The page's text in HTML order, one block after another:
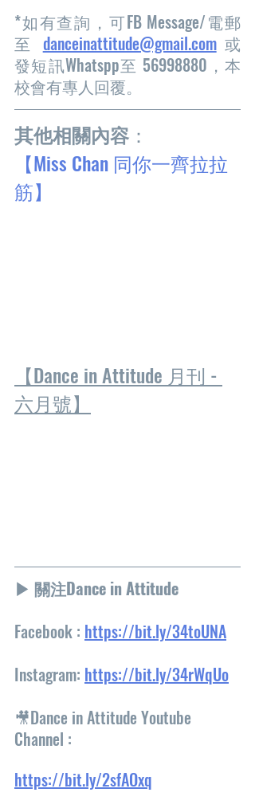
*如有查詢，可FB Message/電郵
至 danceinattitude@gmail.com 或
發短訊Whatspp至 56998880，本
校會有專人回覆。
其他相關內容 ：
【Miss Chan 同你一齊拉拉
筋】
【Dance in Attitude 月刊 -
六月號】
▶ 關注Dance in Attitude
Facebook : https://bit.ly/34toUNA
Instagram: https://bit.ly/34rWqUo
🎥Dance in Attitude Youtube
Channel :
https://bit.ly/2sfAOxq